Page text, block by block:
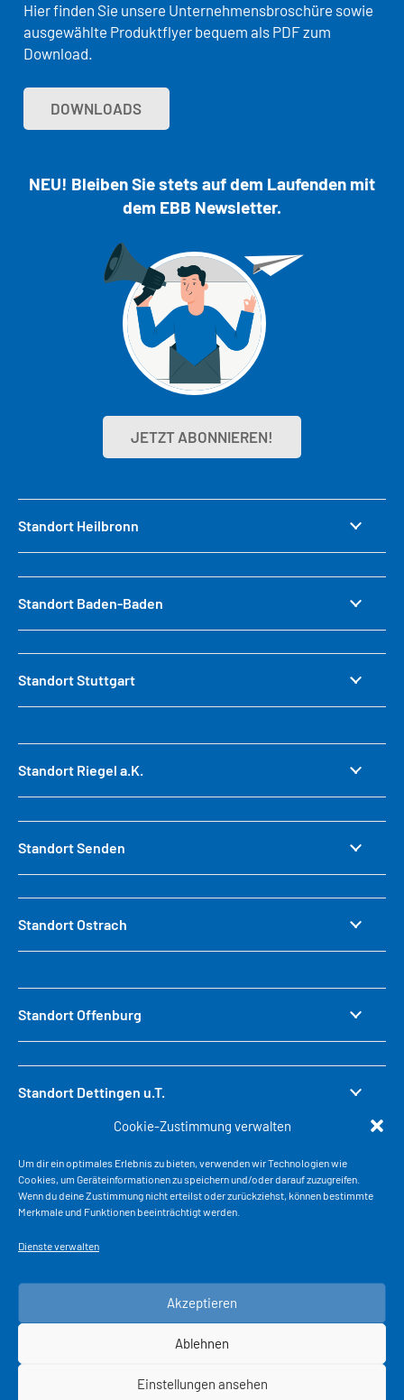
Cookie-Zustimmung verwalten
Um dir ein optimales Erlebnis zu bieten, verwenden wir Technologien wie
Cookies, um Geräteinformationen zu speichern und/oder darauf zuzugreifen.
Wenn du deine Zustimmung nicht erteilst oder zurückziehst, können bestimmte
Merkmale und Funktionen beeinträchtigt werden.
Dienste verwalten
Akzeptieren
Ablehnen
Einstellungen ansehen
Hier finden Sie unsere Unternehmensbroschüre sowie
ausgewählte Produktflyer bequem als PDF zum
Download.
DOWNLOADS
NEU! Bleiben Sie stets auf dem Laufenden mit
dem EBB Newsletter.
JETZT ABONNIEREN!
Standort Heilbronn
Standort Baden-Baden
Standort Stuttgart
Standort Riegel a.K.
Standort Senden
Standort Ostrach
Standort Offenburg
Standort Dettingen u.T.
Standort Weinheim